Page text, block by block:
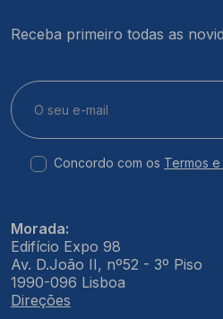
Receba primeiro todas as
Concordo com os Termos
Morada:
Edifício Expo 98
Av. D.João II, nº52 - 3º Piso
1990-096 Lisboa
Direções